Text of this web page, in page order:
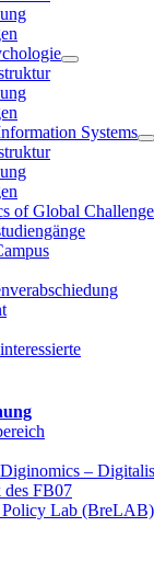
Systems
of Global
–
des FB07
Policy Lab (BreLAB)